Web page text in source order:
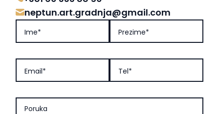
neptun.art.gradnja@gmail.com
Ime* Prezime*
Email* Tel*
Poruka